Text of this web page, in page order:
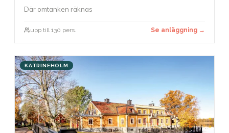
Där omtanken räknas
upp till 130 pers. Se anläggning →
KATRINEHOLM